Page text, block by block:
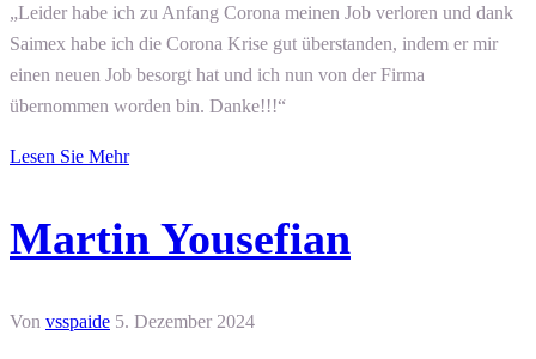
„Leider habe ich zu Anfang Corona meinen Job verloren und dank
Saimex habe ich die Corona Krise gut überstanden, indem er mir
einen neuen Job besorgt hat und ich nun von der Firma
übernommen worden bin. Danke!!!“
Lesen Sie Mehr
Martin Yousefian
Von vsspaide 5. Dezember 2024